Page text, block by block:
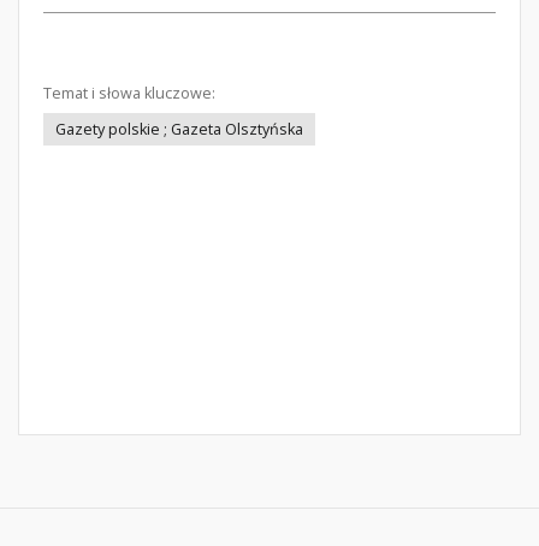
Temat i słowa kluczowe:
Gazety polskie ; Gazeta Olsztyńska